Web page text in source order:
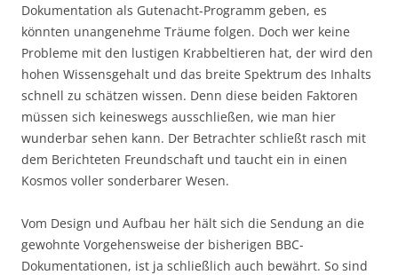
Dokumentation als Gutenacht-Programm geben, es
könnten unangenehme Träume folgen. Doch wer keine
Probleme mit den lustigen Krabbeltieren hat, der wird den
hohen Wissensgehalt und das breite Spektrum des Inhalts
schnell zu schätzen wissen. Denn diese beiden Faktoren
müssen sich keineswegs ausschließen, wie man hier
wunderbar sehen kann. Der Betrachter schließt rasch mit
dem Berichteten Freundschaft und taucht ein in einen
Kosmos voller sonderbarer Wesen.
Vom Design und Aufbau her hält sich die Sendung an die
gewohnte Vorgehensweise der bisherigen BBC-
Dokumentationen, ist ja schließlich auch bewährt. So sind